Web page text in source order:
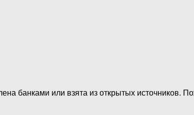
банками или взята из открытых источников.